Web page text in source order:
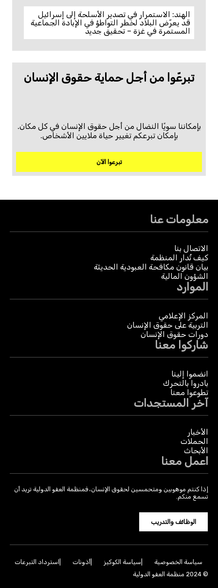
الهند: الاستمرار في تصدير الأسلحة إلى إسرائيل
قد يعرّض البلاد لخطر التواطؤ في الإبادة الجماعية
المستمرة في غزة – تحقيق جديد
تبرعّوا من أجل حماية حقوق الإنسان
بإمكاننا سويًا النضال من أجل حقوق الإنسان في كل مكان.
بإمكان تبرعكم تغيير حياة ملايين الأشخاص.
تبرعوا الآن
معلومات عنا
الاتصال بنا
كيف تُدار المنظمة
بيان قانون مكافحة العبودية الحديثة
الشؤون المالية
الموارد
المركز الإعلامي
التربية على حقوق الإنسان
دورات حقوق الإنسان
شاركوا معنا
انضموا إلينا
بادروا بالتحرك
تطوعوا معنا
آخر المستجدات
الأخبار
الحملات
الأبحاث
اعمل معنا
إذا كنتم موهوبين ومتحمسين لحقوق الإنسان، فمنظمة العفو الدولية تريد أن
تسمع منكم.
الوظائف والتدريب
سياسة الخصوصية سياسة الكوكيز أذونات
استرداد التبرعات
© 2024 منظمة العفو الدولية